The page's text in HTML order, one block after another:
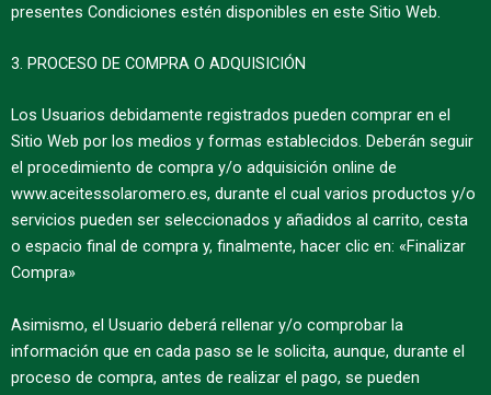
presentes Condiciones estén disponibles en este Sitio Web.
3. PROCESO DE COMPRA O ADQUISICIÓN
Los Usuarios debidamente registrados pueden comprar en el
Sitio Web por los medios y formas establecidos. Deberán seguir
el procedimiento de compra y/o adquisición online de
www.aceitessolaromero.es, durante el cual varios productos y/o
servicios pueden ser seleccionados y añadidos al carrito, cesta
o espacio final de compra y, finalmente, hacer clic en: «Finalizar
Compra»
Asimismo, el Usuario deberá rellenar y/o comprobar la
información que en cada paso se le solicita, aunque, durante el
proceso de compra, antes de realizar el pago, se pueden